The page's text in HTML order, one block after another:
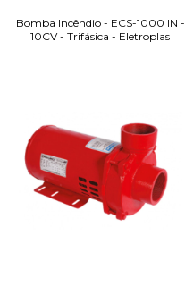
Bomba Incêndio - ECS-1000 IN -
10CV - Trifásica - Eletroplas